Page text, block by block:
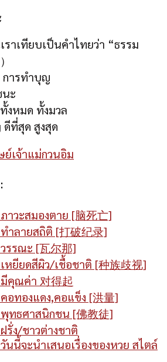
าเทียบเป็นคำไทยว่า “ธรรม
การทำบุญ
นะ
งหมด ทั้งมวล
ดีที่สุด สูงสุด
ย์เจ้าแม่กวนอิม
าวะสมองตาย [脑死亡]
ำลายสถิติ [打破纪录]
รรณะ [瓦尔那]
หยียดสีผิว/เชื้อชาติ [种族歧视]
คุณค่า 对得起
อทองแดง,คอแข็ง [洪量]
ทธศาสนิกชน [佛教徒]
รั่ง/ชาวต่างชาติ
นนี้จะนำเสนอเรื่องของหวย สไตล์